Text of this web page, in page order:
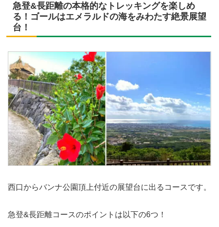
急登&長距離の本格的なトレッキングを楽しめ
る！ゴールはエメラルドの海をみわたす絶景展望
台！
西口からバンナ公園頂上付近の展望台に出るコースです。
急登&長距離コースのポイントは以下の6つ！